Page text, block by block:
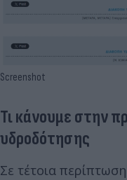
Screenshot
Τι κάνουμε στην
υδροδότησης
Σε τέτοια